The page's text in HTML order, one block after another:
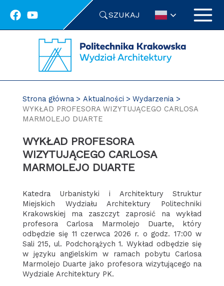
SZUKAJ
Strona główna Aktualności
Wydarzenia
WYKŁAD PROFESORA WIZYTUJĄCEGO CARLOSA
MARMOLEJO DUARTE
WYKŁAD PROFESORA
WIZYTUJĄCEGO CARLOSA
MARMOLEJO DUARTE
Katedra Urbanistyki i Architektury Struktur
Miejskich Wydziału Architektury Politechniki
Krakowskiej ma zaszczyt zaprosić na wykład
profesora Carlosa Marmolejo Duarte, który
odbędzie się 11 czerwca 2026 r. o godz. 17:00 w
Sali 215, ul. Podchorążych 1. Wykład odbędzie się
w języku angielskim w ramach pobytu Carlosa
Marmolejo Duarte jako profesora wizytującego na
Wydziale Architektury PK.